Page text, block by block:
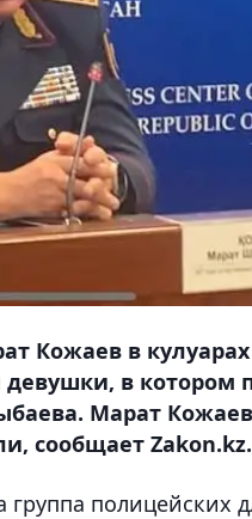
Кожаев в
в котором
Марат
сообщает Zakon.kz.
полицейских